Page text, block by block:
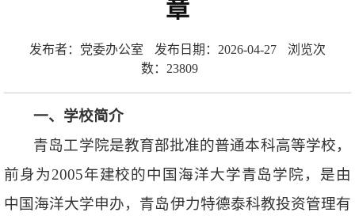
章
发布者：党委办公室 发布日期：2026-04-27
浏览次
数： 23809
一、 学校简介
青岛工学院是教育部批准的普通本科高等学校，
前身为2005年建校的中国海洋大学青岛学院，是由
中国海洋大学申办，青岛伊力特德泰科教投资管理有